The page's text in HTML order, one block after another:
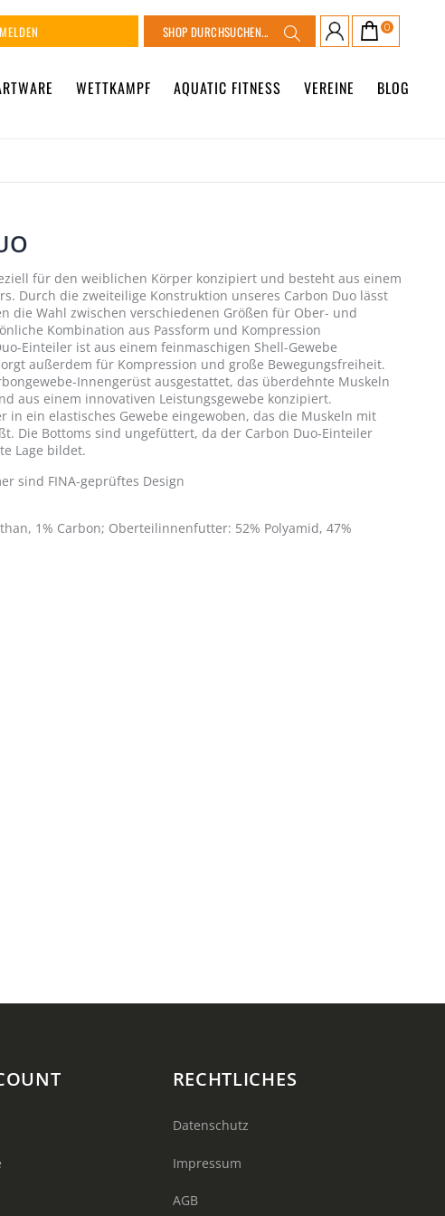
Suche
Suche Warenkorb
0
WETTKAMPF AQUATIC FITNESS VEREINE BLOG
für den weiblichen Körper konzipiert und besteht aus einem
Durch die zweiteilige Konstruktion unseres Carbon Duo lässt
die Wahl zwischen verschiedenen Größen für Ober- und
Kombination aus Passform und Kompression
Einteiler ist aus einem feinmaschigen Shell-Gewebe
außerdem für Kompression und große Bewegungsfreiheit.
Innengerüst ausgestattet, das überdehnte Muskeln
aus einem innovativen Leistungsgewebe konzipiert.
ein elastisches Gewebe eingewoben, das die Muskeln mit
Die Bottoms sind ungefüttert, da der Carbon Duo-Einteiler
Lage bildet.
sind FINA-geprüftes Design
1% Carbon; Oberteilinnenfutter: 52% Polyamid, 47%
RECHTLICHES
Datenschutz
Impressum
AGB